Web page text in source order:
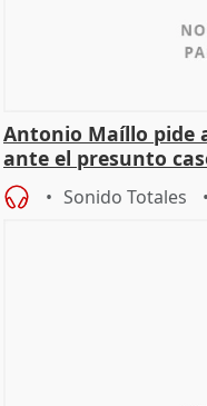
Antonio Maíllo pide
ante el presunto
Sonido Totales